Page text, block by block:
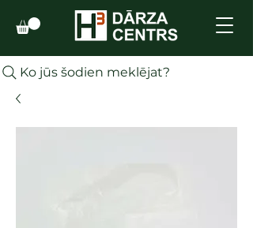
Ko jūs šodien meklējat?